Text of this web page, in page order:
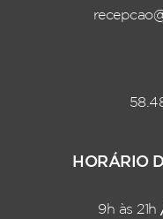
HORÁRIO
9h às 21h